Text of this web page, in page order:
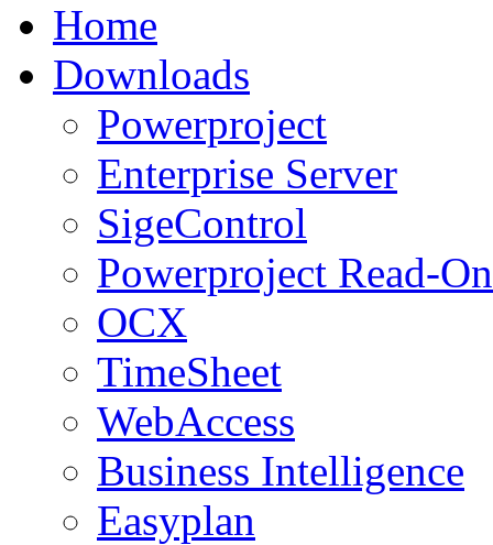
Home
Downloads
Powerproject
Enterprise Server
SigeControl
Powerproject Read-
OCX
TimeSheet
WebAccess
Business Intelligence
Easyplan